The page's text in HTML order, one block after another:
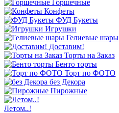
Горшечные
Конфеты
ФУД Букеты
Игрушки
Гелиевые шары
Доставим!
Торты на Заказ
Бенто торты
Торт по ФОТО
без Декора
Пирожные
Летом..!